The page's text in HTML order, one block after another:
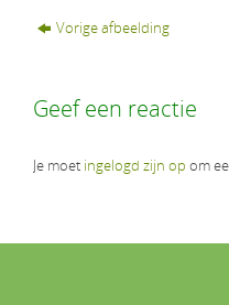
Vorige afbeelding
Geef een reactie
Je moet ingelogd zijn op om